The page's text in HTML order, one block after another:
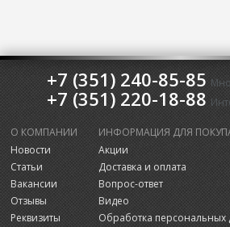
+7 (351) 240-85-85
+7 (351) 220-18-88
О КОМПАНИИ
Новости
Статьи
Вакансии
Отзывы
Реквизиты
ИНФОРМАЦИЯ ДЛЯ
Акции
Доставка и оплата
Вопрос-ответ
Видео
Обработка персональных